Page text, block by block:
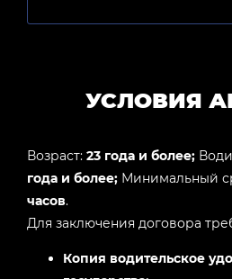
УСЛОВИЯ
Возраст: 23 года и более;
года и более; Минимальный
часов.
Для заключения договора
Копия водительское